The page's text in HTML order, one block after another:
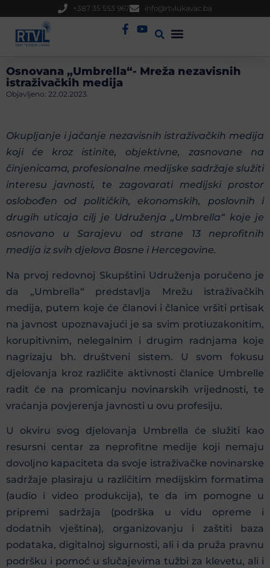
+387 35 553 967 info@rtvlukavac.ba
Osnovana „Umbrella“- Mreža nezavisnih
istraživačkih medija
Objavljeno: 22.02.2023.
Okupljanje i jačanje nezavisnih istraživačkih medija
koji će kroz istinite, objektivne, zasnovane na
činjenicama, profesionalne medijske sadržaje služiti
interesu javnosti, te zagovarati medijski prostor
oslobođen od političkih, ekonomskih, poslovnih i
drugih uticaja cilj je Udruženja „Umbrella“ koje je
osnovano u Sarajevu od strane 13 neprofitnih
medija iz svih djelova Bosne i Hercegovine.
Na prvoj redovnoj Skupštini Udruženja poručeno je
da „Umbrella“ predstavlja Mrežu istraživačkih
medija, putem koje će članovi i članice vršiti prtisak
na javnost upoznavajući je sa svim protiuzakonitim,
korupitivnim, nelegalnim i drugim radnjama koje
nagrizaju bh. društveni sistem. U svom fokusu
djelovanja kroz različite aktivnosti članice Umbrelle
radit će na promicanju novinarskih vrijednosti, te
vraćanja povjerenja javnosti u ovu profesiju.
U okviru svog djelovanja Umbrella će služiti kao
resursni centar za neprofitne medije koji nemaju
dovoljno kapaciteta da svoje istraživačke novinarske
sadržaje plasiraju u različitim medijskim formatima
(audio i video produkcija), te da im pomogne u
pripremi sadržaja (podrška u vidu opreme i
dodatnih vještina), organizovanju i zaštiti baza
podataka, digitalnoj sigurnosti, ali i da pruža pravnu
podršku i pomoć u slučajevima tužbi za klevetu, ali i